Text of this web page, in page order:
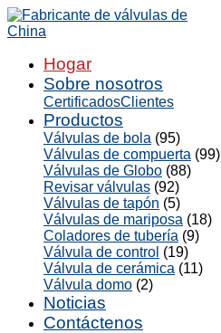
Hogar
Sobre nosotros
CertificadosClientes
Productos
Válvulas de bola (95)
Válvulas de compuerta (99)
Válvulas de Globo (88)
Revisar válvulas (92)
Válvulas de tapón (5)
Válvulas de mariposa (18)
Coladores de tubería (9)
Válvula de control (19)
Válvula de cerámica (11)
Válvula domo (2)
Noticias
Contáctenos